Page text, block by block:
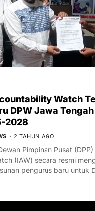
Watch
DPW Jawa Tengah
2028
2 TAHUN AGO
Pimpinan Pusat (DPP)
(IAW) secara resmi
pengurus baru untuk